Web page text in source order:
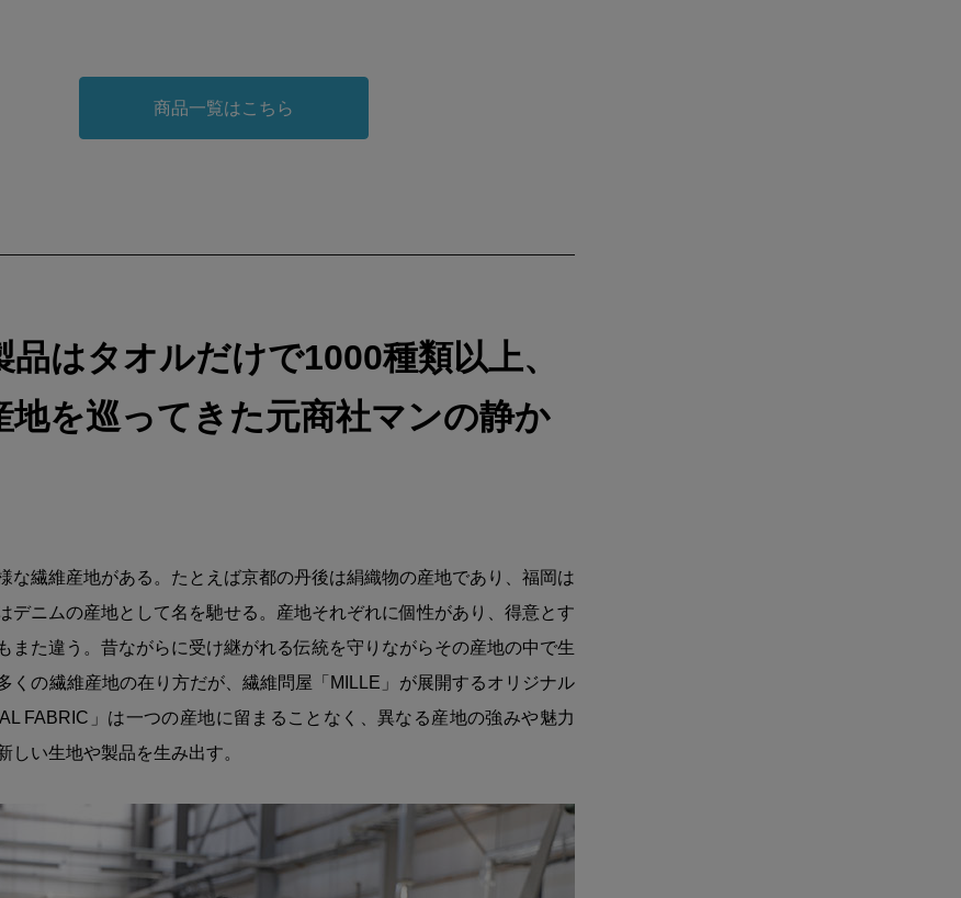
商品一覧はこちら
品はタオルだけで1000種類以上、
地を巡ってきた元商社マンの静か
な繊維産地がある。たとえば京都の丹後は絹織物の産地であり、福岡は
デニムの産地として名を馳せる。産地それぞれに個性があり、得意とす
また違う。昔ながらに受け継がれる伝統を守りながらその産地の中で生
くの繊維産地の在り方だが、繊維問屋「MILLE」が展開するオリジナル
FABRIC」は一つの産地に留まることなく、異なる産地の強みや魅力
しい生地や製品を生み出す。